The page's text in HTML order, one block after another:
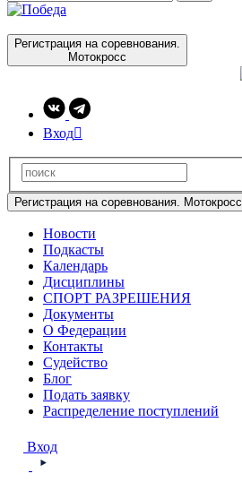
Регистрация на соревнования.
Мотокросс
Вход
Регистрация на соревнования. Мотокросс
Новости
Подкасты
Календарь
Дисциплины
СПОРТ РАЗРЕШЕНИЯ
Документы
О Федерации
Контакты
Судейство
Блог
Подать заявку
Распределение поступлений
Вход